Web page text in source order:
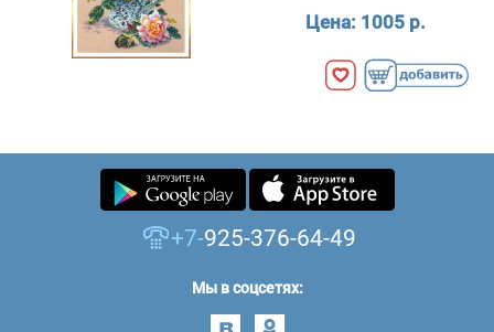
Цена: 1005 р.
+7-925-376-64-49
Мы в соцсетях: